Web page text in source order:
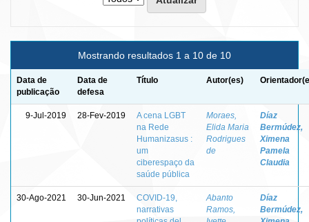
Mostrando resultados 1 a 10 de 10
Data de
publicação
Data de
defesa
Título Autor(es)
9-Jul-2019 28-Fev-2019
A cena LGBT
na Rede
Humanizasus :
um
ciberespaço da
saúde pública
Moraes,
Elida Maria
Rodrigues
de
Díaz
Bermúdez,
Ximena
Pamela
Claudia
30-Ago-2021 30-Jun-2021
COVID-19,
narrativas
Abanto
Ramos,
Díaz
Bermúdez,